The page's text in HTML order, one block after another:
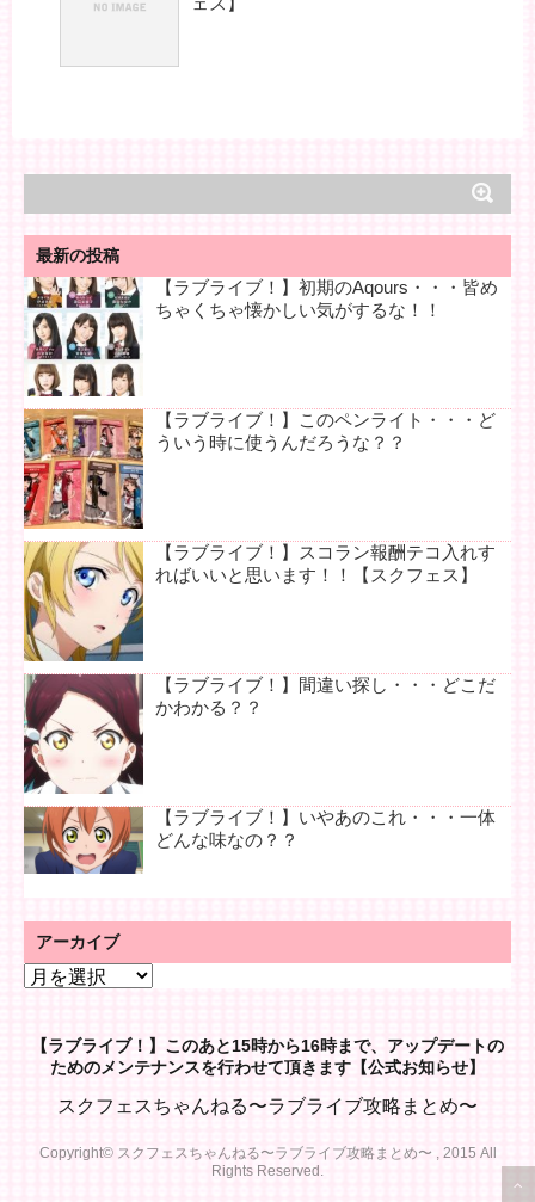
最新の投稿
【ラブライブ！】初期のAqours・・・皆め
ちゃくちゃ懐かしい気がするな！！
【ラブライブ！】このペンライト・・・ど
ういう時に使うんだろうな？？
【ラブライブ！】スコラン報酬テコ入れす
ればいいと思います！！【スクフェス】
【ラブライブ！】間違い探し・・・どこだ
かわかる？？
【ラブライブ！】いやあのこれ・・・一体
どんな味なの？？
アーカイブ
ア
イ【ラブライブ！】このあと15時から16時まで、アップデートの
ためのメンテナンスを行わせて頂きます【公式お知らせ】
スクフェスちゃんねる〜ラブライブ攻略まとめ〜
Copyright© スクフェスちゃんねる〜ラブライブ攻略まとめ〜 , 2015 All
Rights Reserved.